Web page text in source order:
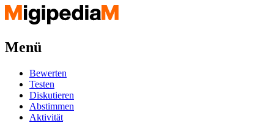
Menü
Bewerten
Testen
Diskutieren
Abstimmen
Aktivität